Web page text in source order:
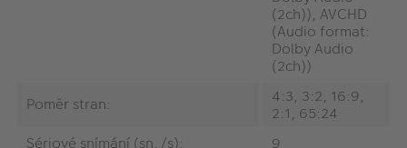
(2ch)), AVCHD
(Audio format:
Dolby Audio
(2ch))
Poměr stran:
4:3, 3:2, 16:9,
2:1, 65:24
Sériové snímání (sn./s):
9